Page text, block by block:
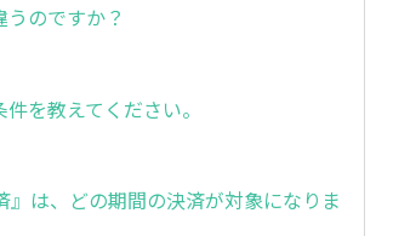
うのですか？
を教えてください。
』は、どの期間の決済が対象になりま